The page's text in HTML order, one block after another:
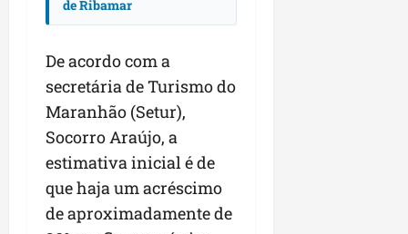
de Ribamar
De acordo com a
secretária de Turismo do
Maranhão (Setur),
Socorro Araújo, a
estimativa inicial é de
que haja um acréscimo
de aproximadamente de